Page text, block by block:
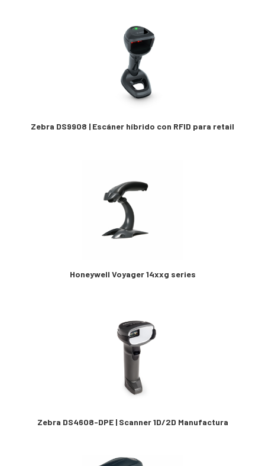
Zebra DS9908 | Escáner híbrido con RFID para retail
Honeywell Voyager 14xxg series
Zebra DS4608-DPE | Scanner 1D/2D Manufactura